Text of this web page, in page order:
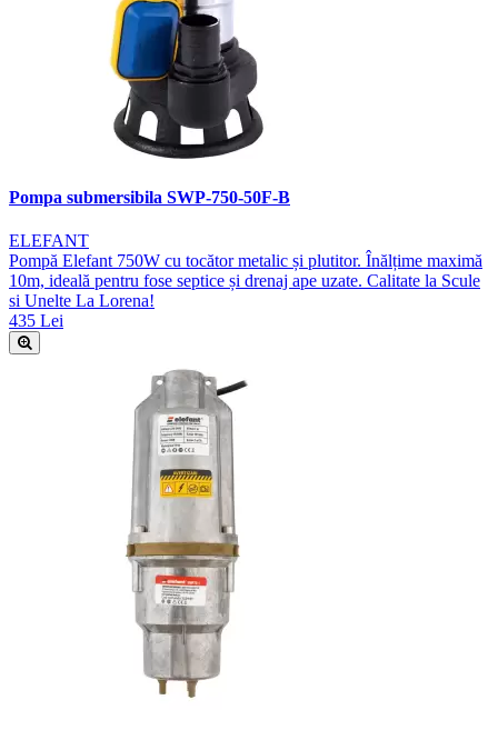
Pompa submersibila SWP-750-50F-B
ELEFANT
Pompă Elefant 750W cu tocător metalic și plutitor. Înălțime maximă
10m, ideală pentru fose septice și drenaj ape uzate. Calitate la Scule
si Unelte La Lorena!
435 Lei